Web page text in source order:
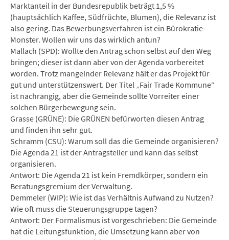
Marktanteil in der Bundesrepublik beträgt 1,5 %
(hauptsächlich Kaffee, Südfrüchte, Blumen), die Relevanz ist
also gering. Das Bewerbungsverfahren ist ein Bürokratie-
Monster. Wollen wir uns das wirklich antun?
Mallach (SPD): Wollte den Antrag schon selbst auf den Weg
bringen; dieser ist dann aber von der Agenda vorbereitet
worden. Trotz mangelnder Relevanz hält er das Projekt für
gut und unterstützenswert. Der Titel „Fair Trade Kommune“
ist nachrangig, aber die Gemeinde sollte Vorreiter einer
solchen Bürgerbewegung sein.
Grasse (GRÜNE): Die GRÜNEN befürworten diesen Antrag
und finden ihn sehr gut.
Schramm (CSU): Warum soll das die Gemeinde organisieren?
Die Agenda 21 ist der Antragsteller und kann das selbst
organisieren.
Antwort: Die Agenda 21 ist kein Fremdkörper, sondern ein
Beratungsgremium der Verwaltung.
Demmeler (WIP): Wie ist das Verhältnis Aufwand zu Nutzen?
Wie oft muss die Steuerungsgruppe tagen?
Antwort: Der Formalismus ist vorgeschrieben: Die Gemeinde
hat die Leitungsfunktion, die Umsetzung kann aber von